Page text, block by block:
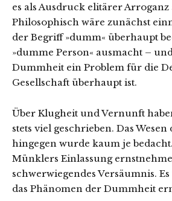
es als Ausdruck elitärer Arroganz
Philosophisch wäre zunächst
der Begriff »dumm« überhaupt
»dumme Person« ausmacht –
Dummheit ein Problem für die
Gesellschaft überhaupt ist.
Über Klugheit und Vernunft
stets viel geschrieben. Das
hingegen wurde kaum je
Münklers Einlassung
schwerwiegendes Versäumnis.
das Phänomen der Dummheit